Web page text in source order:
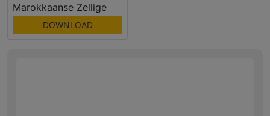
Marokkaanse Zellige
DOWNLOAD